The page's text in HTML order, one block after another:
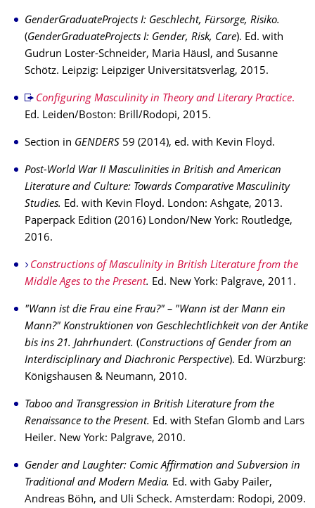
GenderGraduateProjects I: Geschlecht, Fürsorge, Risiko.
(GenderGraduateProjects I: Gender, Risk, Care). Ed. with
Gudrun Loster-Schneider, Maria Häusl, and Susanne
Schötz. Leipzig: Leipziger Universitätsverlag, 2015.
Configuring Masculinity in Theory and Literary Practice.
Ed. Leiden/Boston: Brill/Rodopi, 2015.
Section in GENDERS 59 (2014), ed. with Kevin Floyd.
Post-World War II Masculinities in British and American
Literature and Culture: Towards Comparative Masculinity
Studies. Ed. with Kevin Floyd. London: Ashgate, 2013.
Paperpack Edition (2016) London/New York: Routledge,
2016.
Constructions of Masculinity in British Literature from the
Middle Ages to the Present. Ed. New York: Palgrave, 2011.
"Wann ist die Frau eine Frau?" – "Wann ist der Mann ein
Mann?" Konstruktionen von Ge­schlechtlichkeit von der Antike
bis ins 21. Jahrhundert. (Constructions of Gender from an
Interdisciplinary and Diachronic Perspective). Ed. Würzburg:
Königshausen & Neumann, 2010.
Taboo and Transgression in British Literature from the
Renaissance to the Present. Ed. with Stefan Glomb and Lars
Heiler. New York: Palgrave, 2010.
Gender and Laughter: Comic Affirmation and Subversion in
Traditional and Modern Media. Ed. with Gaby Pailer,
Andreas Böhn, and Uli Scheck. Amsterdam: Rodopi, 2009.